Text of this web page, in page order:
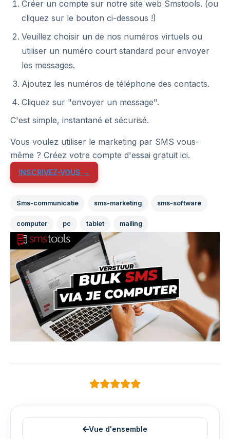
Créer un compte sur notre site web Smstools. (ou
cliquez sur le bouton ci-dessous !)
Veuillez choisir un de nos numéros virtuels ou
utiliser un numéro court standard pour envoyer
les messages.
Ajoutez les numéros de téléphone des contacts.
Cliquez sur "envoyer un message".
C'est simple, instantané et sécurisé.
Vous voulez utiliser le marketing par SMS vous-
même ? Créez votre compte d'essai gratuit ici.
INSCRIVEZ-VOUS →
Sms-communicatie sms-marketing sms-software
computer pc tablet mailing
Vue d'ensemble